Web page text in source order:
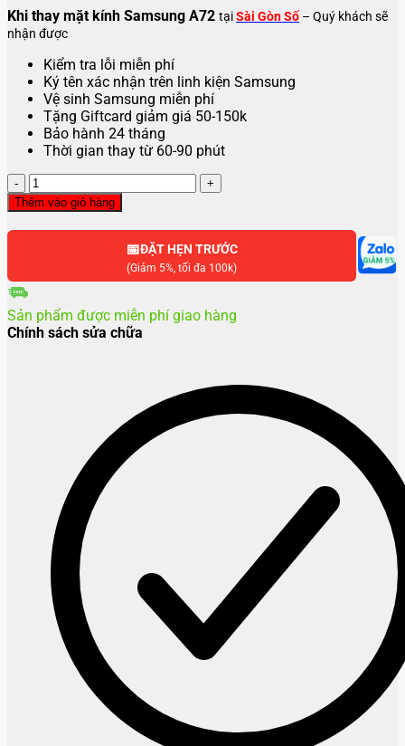
Khi thay mặt kính Samsung A72 tạiSài Gòn Số – Quý khách sẽ
nhận được
Kiểm tra lỗi miễn phí
Ký tên xác nhận trên linh kiện Samsung
Vệ sinh Samsung miễn phí
Tặng Giftcard giảm giá 50-150k
Bảo hành 24 tháng
Thời gian thay từ 60-90 phút
Thay
mặt
kính
Samsung
lượng
Thêm vào giỏ hàng
📅ĐẶT HẸN TRƯỚC
(Giảm 5%, tối đa 100k)
Sản phẩm được miễn phí giao hàng
Chính sách sửa chữa